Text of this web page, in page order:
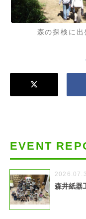
森の探検に出
EVENT
森井紙器